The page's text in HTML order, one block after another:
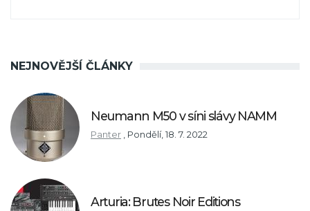
NEJNOVĚJŠÍ ČLÁNKY
Neumann M50 v síni slávy NAMM
Panter , Pondělí, 18. 7. 2022
Arturia: Brutes Noir Editions